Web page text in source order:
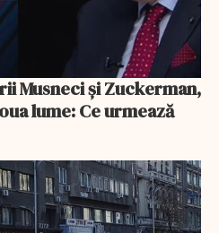
lume: Ce urmează